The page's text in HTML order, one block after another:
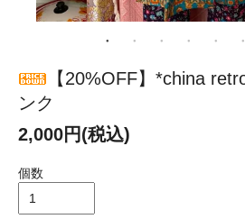
【20%OFF】*china
ンク
2,000円(税込)
個数